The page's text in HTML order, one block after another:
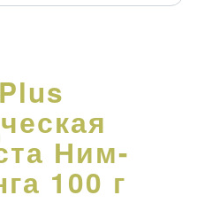
Ним-
100 г